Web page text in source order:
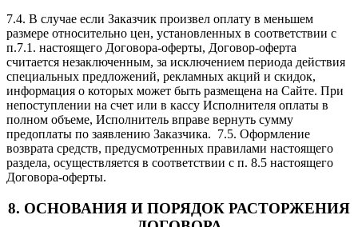
7.4. В случае если Заказчик произвел оплату в меньшем
размере относительно цен, установленных в соответствии с
п.7.1. настоящего Договора-оферты, Договор-оферта
считается незаключенным, за исключением периода действия
специальных предложений, рекламных акций и скидок,
информация о которых может быть размещена на Сайте. При
непоступлении на счет или в кассу Исполнителя оплаты в
полном объеме, Исполнитель вправе вернуть сумму
предоплаты по заявлению Заказчика. 7.5. Оформление
возврата средств, предусмотренных правилами настоящего
раздела, осуществляется в соответствии с п. 8.5 настоящего
Договора-оферты.
8. ОСНОВАНИЯ И ПОРЯДОК РАСТОРЖЕНИЯ